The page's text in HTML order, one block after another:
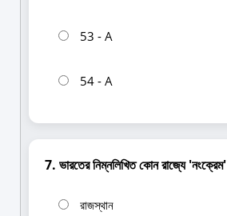
53 - A
54 - A
7. ভারতের নিম্নলিখিত কোন রাজ্যে
রাজস্থান